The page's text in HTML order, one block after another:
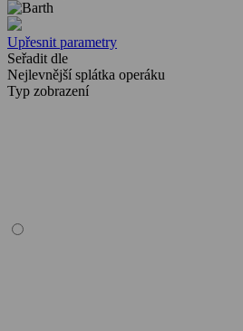
Upřesnit parametry
Seřadit dle
Nejlevnější splátka operáku
Typ zobrazení